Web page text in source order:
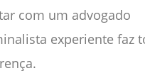
com um advogado
experiente faz